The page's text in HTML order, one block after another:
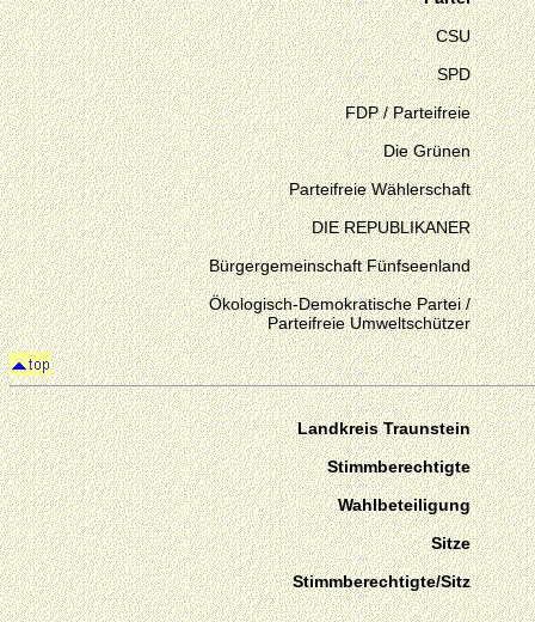
CSU
SPD
FDP / Parteifreie
Die Grünen
Parteifreie Wählerschaft
DIE REPUBLIKANER
Bürgergemeinschaft Fünfseenland
Ökologisch-Demokratische Partei /
Parteifreie Umweltschützer
Landkreis Traunstein
Stimmberechtigte
Wahlbeteiligung
Sitze
Stimmberechtigte/Sitz